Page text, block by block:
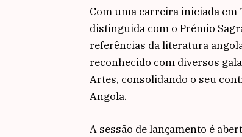
Com uma carreira iniciada em
distinguida com o Prémio
referências da literatura
reconhecido com diversos
Artes, consolidando o seu
Angola.
A sessão de lançamento é